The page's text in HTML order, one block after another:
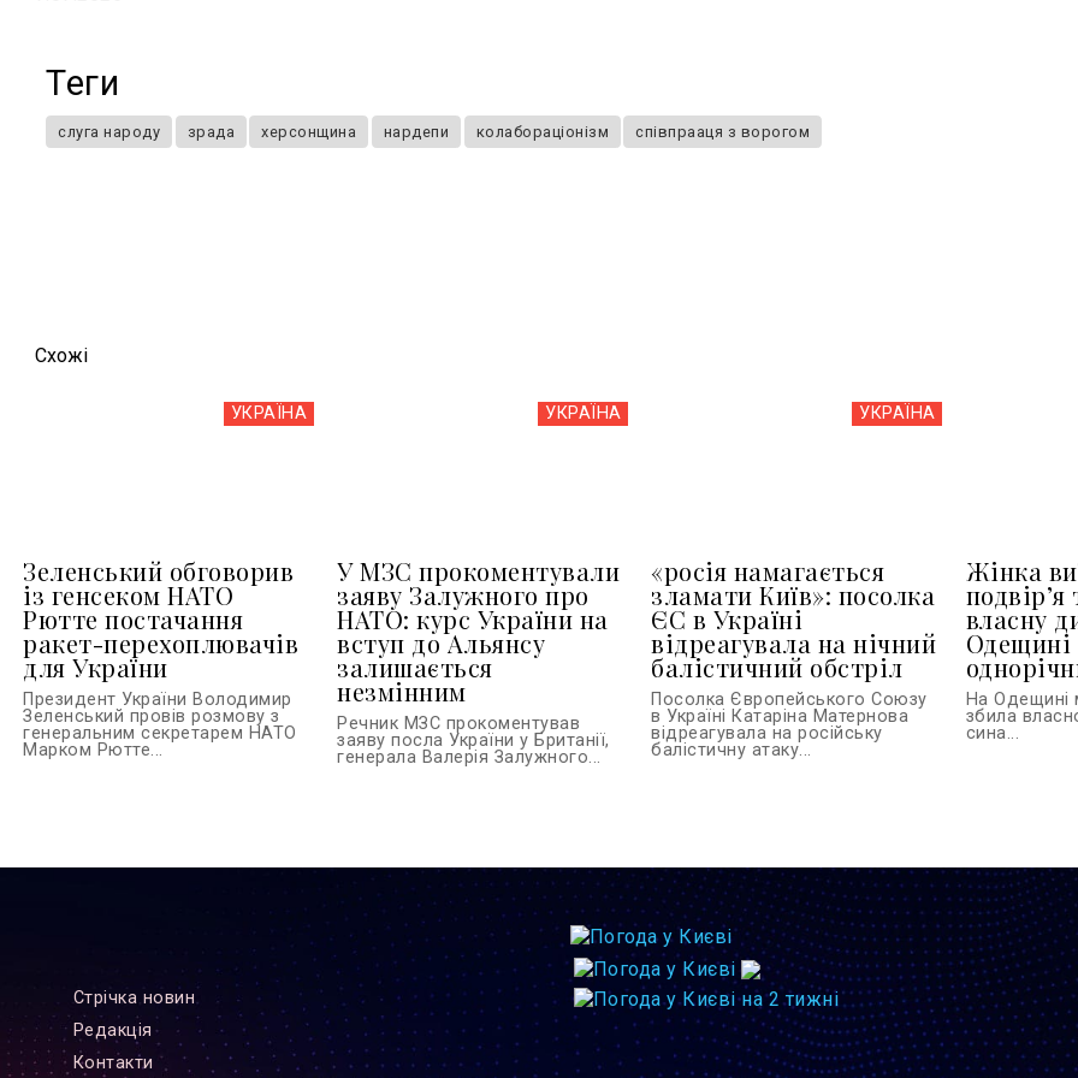
Теги
слуга народу зрада херсонщина нардепи колабораціонізм співпрааця з ворогом
Схожi
УКРАЇНА
Зеленський обговорив
із генсеком НАТО
Рютте постачання
ракет-перехоплювачів
для України
Президент України Володимир
Зеленський провів розмову з
генеральним секретарем НАТО
Марком Рютте...
УКРАЇНА
У МЗС прокоментували
заяву Залужного про
НАТО: курс України на
вступ до Альянсу
залишається
незмінним
Речник МЗС прокоментував
заяву посла України у Британії,
генерала Валерія Залужного...
УКРАЇНА
«росія намагається
зламати Київ»: посолка
ЄС в Україні
відреагувала на нічний
балістичний обстріл
Посолка Європейського Союзу
в Україні Катаріна Матернова
відреагувала на російську
балістичну атаку...
Жінка
власну
Одещині
На Одещині
збила
сина...
Стрiчка новин
Редакцiя
Контакти